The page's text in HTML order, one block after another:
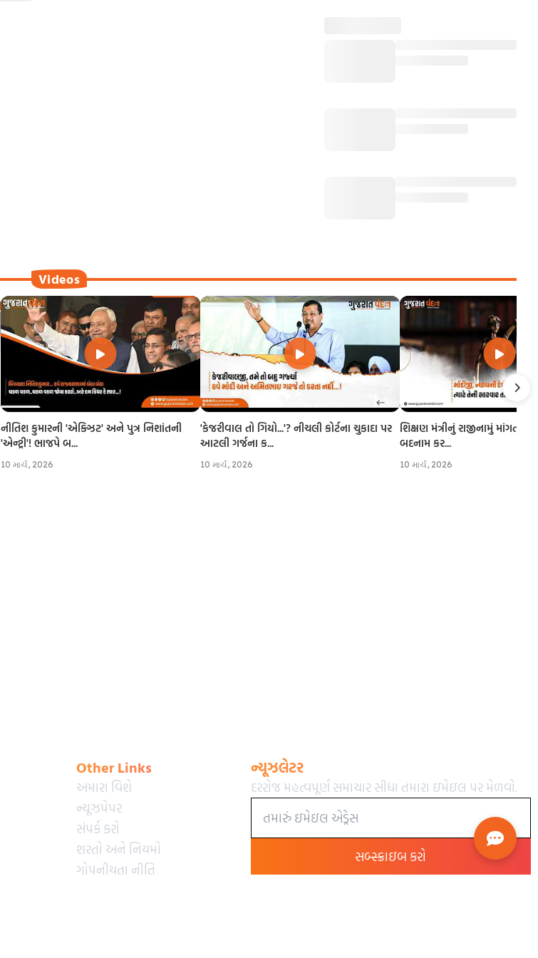
Videos
નીતિશ કુમારની 'એક્ઝિટ' અને પુત્ર નિશાંતની
'એન્ટ્રી'! ભાજપે બ...
10 માર્ચ, 2026
'કેજરીવાલ તો ગિયો...'? નીચલી કોર્ટના ચુકાદા પર
આટલી ગર્જના ક...
10 માર્ચ, 2026
શિક્ષણ મંત્રીનું રાજીનામું માંગતા
બદનામ કર...
10 માર્ચ, 2026
Other Links
અમારા વિશે
ન્યૂઝપેપર
સંપર્ક કરો
શરતો અને નિયમો
ગોપનીયતા નીતિ
ન્યૂઝલેટર
દરરોજ મહત્વપૂર્ણ સમાચાર સીધા તમારા ઇમેઇલ પર મેળવો.
સબ્સ્ક્રાઇબ કરો